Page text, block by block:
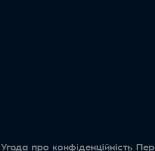
Угода про конфіденційність